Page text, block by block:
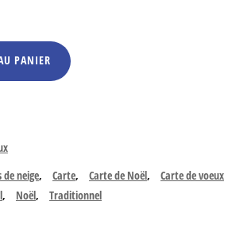
PANIER
de neige, Carte, Carte de Noël,
Carte de voeux
, Noël, Traditionnel